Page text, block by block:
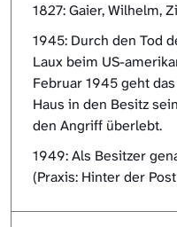
1827: Gaier, Wilhelm,
1945: Durch den Tod
Laux beim US-
Februar 1945 geht
Haus in den Besitz
den Angriff überlebt.
1949: Als Besitzer
(Praxis: Hinter der